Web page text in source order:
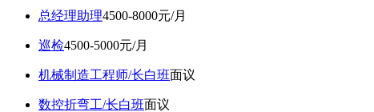
总经理助理4500-8000元/月
巡检4500-5000元/月
机械制造工程师/长白班面议
数控折弯工/长白班面议